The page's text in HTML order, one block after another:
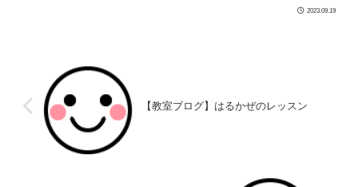
2023.09.19
【教室ブログ】はるかぜのレッスン